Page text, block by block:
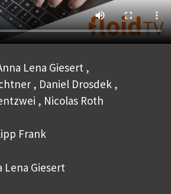
Lena Giesert ,
, Daniel Drosdek ,
, Nicolas Roth
Frank
Lena Giesert